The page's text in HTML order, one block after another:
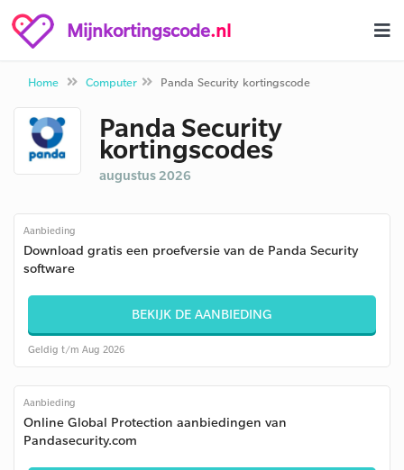
Mijnkortingscode.nl
Home Computer Panda Security kortingscode
Panda Security
kortingscodes
augustus 2026
Aanbieding
Download gratis een proefversie van de Panda Security
software
BEKIJK DE AANBIEDING
Geldig t/m Aug 2026
Aanbieding
Online Global Protection aanbiedingen van
Pandasecurity.com